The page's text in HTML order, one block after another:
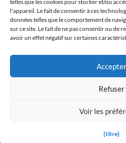
telles que les cookies pour stocker et/ou
l'appareil. Le fait de consentir à ces
données telles que le comportement de
sur ce site. Le fait de ne pas consentir ou de
avoir un effet négatif sur certaines
Accepter
Refuser
Voir les
{titre}
LATEST
© 1998 - 2026
Settings